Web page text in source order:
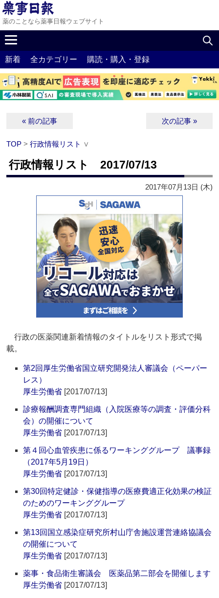
薬のことなら薬事日報ウェブサイト
新着 全カテゴリー 購読・購入・登録
« 前の記事 次の記事 »
TOP >行政情報リスト ∨
行政情報リスト 2017/07/13
2017年07月13日 (木)
行政の医薬関連新着情報のタイトルをリスト形式で掲
載。
第2回厚生労働省国立研究開発法人審議会（ペーパー
レス）
厚生労働省 [2017/07/13]
診療報酬調査専門組織（入院医療等の調査・評価分科
会）の開催について
厚生労働省 [2017/07/13]
第４回心血管疾患に係るワーキンググループ 議事録
（2017年5月19日）
厚生労働省 [2017/07/13]
第30回特定健診・保健指導の医療費適正化効果の検証
のためのワーキンググループ
厚生労働省 [2017/07/13]
第13回国立感染症研究所村山庁舎施設運営連絡協議会
の開催について
厚生労働省 [2017/07/13]
薬事・食品衛生審議会 医薬品第二部会を開催します
厚生労働省 [2017/07/13]